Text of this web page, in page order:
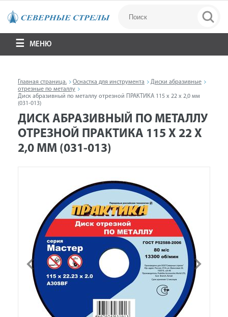
МЕНЮ
Главная страница. Оснастка для инструмента
Диски абразивные
отрезные по металлу
Диск абразивный по металлу отрезной ПРАКТИКА 115 х 22 х 2,0 мм
(031-013)
ДИСК АБРАЗИВНЫЙ ПО МЕТАЛЛУ
ОТРЕЗНОЙ ПРАКТИКА 115 Х 22 Х
2,0 ММ (031-013)